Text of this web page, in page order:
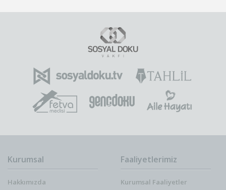
Kurumsal
Hakkımızda
Faaliyetlerimiz
Kurumsal Faaliyetler